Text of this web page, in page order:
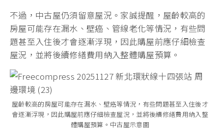
不過，中古屋仍須留意屋況。家誠提醒，屋齡較高的
房屋可能存在漏水、壁癌、管線老化等情況，有些問
題甚至入住後才會逐漸浮現，因此購屋前應仔細檢查
屋況，並將後續修繕費用納入整體購屋預算。
屋齡較高的房屋可能存在漏水、壁癌等情況，有些問題甚至入住後才
會逐漸浮現，因此購屋前應仔細檢查屋況，並將後續修繕費用納入整
體購屋預算。中古屋示意圖